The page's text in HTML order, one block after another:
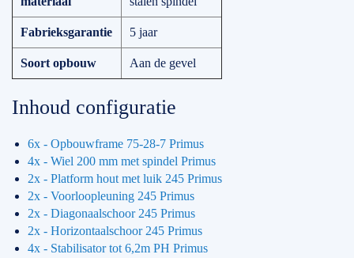
Fabrieksgarantie 5 jaar
Soort opbouw Aan de gevel
Inhoud configuratie
6x - Opbouwframe 75-28-7 Primus
4x - Wiel 200 mm met spindel Primus
2x - Platform hout met luik 245 Primus
2x - Voorloopleuning 245 Primus
2x - Diagonaalschoor 245 Primus
2x - Horizontaalschoor 245 Primus
4x - Stabilisator tot 6,2m PH Primus